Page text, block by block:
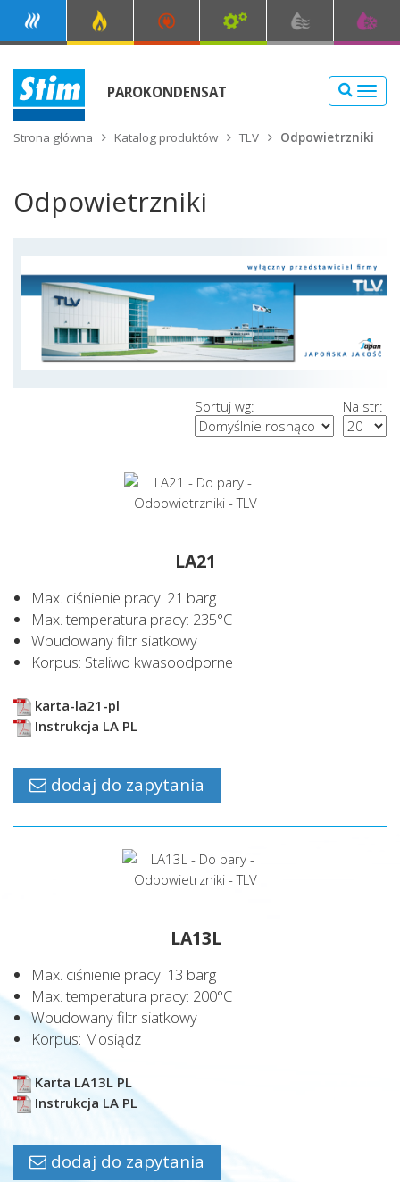
PAROKONDENSAT
ODWADNIACZE PŁYWAKOWE (58)
ODWADNIACZE TERMODYNAMICZNE (11)
ODWADNIACZE TERMICZNE (9)
ODWADNIACZE POMPUJĄCE (6)
POMPY KONDENSATU (10)
ZESTAWY POMPOWE (1)
ZAWORY REGULACYJNE (2)
ZAWORY ZWROTNE (4)
SEPARATORY (3)
FILTROSEPARATORY (1)
DO PARY (2)
DO WODY (5)
URZĄDZENIA DLA PARY CZYSTEJ (6)
KOMPRESORY PARY (1)
KOLEKTORY/ROZDZIELACZE (2)
SYSTEMY PARY W PODCIŚNIENIU (0)
INNE URZĄDZENIA (2)
RTK (31)
WEKA (16)
MIVAL (6)
Strona główna Katalog produktów TLV Odpowietrzniki
Odpowietrzniki
Na str:
Sortuj wg:
LA21
Max. ciśnienie pracy: 21 barg
Max. temperatura pracy: 235°C
Wbudowany filtr siatkowy
Korpus: Staliwo kwasoodporne
karta-la21-pl
Instrukcja LA PL
dodaj do zapytania
LA13L
Max. ciśnienie pracy: 13 barg
Max. temperatura pracy: 200°C
Wbudowany filtr siatkowy
Korpus: Mosiądz
Karta LA13L PL
Instrukcja LA PL
dodaj do zapytania